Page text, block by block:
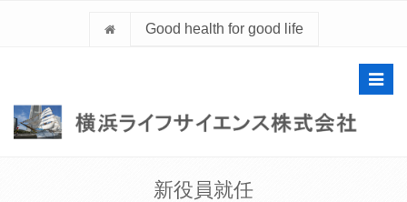
Good health for good life
新役員就任